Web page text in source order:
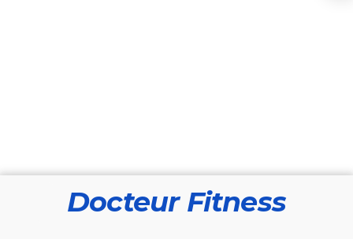
Docteur Fitness